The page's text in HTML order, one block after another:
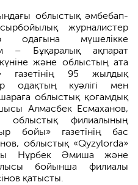
облыстық әмбебап-
журналистер
одағына мүшелікке
– Бұқаралық ақпарат
және облыстың ата
95 жылдық
одақтың куәлігі мен
облыстық қоғамдық
Алмасбек Есмаханов,
облыстық филиалының
бойы» газетінің бас
облыстық «Qyzylorda»
Нұрбек Әмиша және
бойынша филиалы
қатысты.